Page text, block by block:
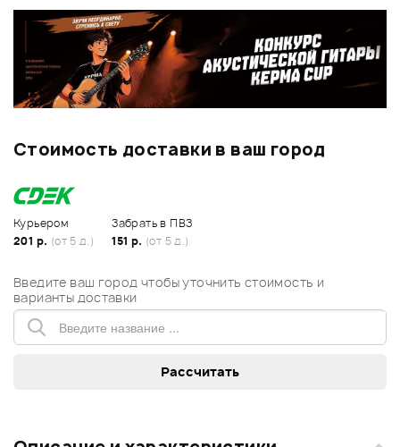
Стоимость доставки в ваш город
Курьером
201 р. (от 5 д.)
Забрать в ПВЗ
151 р. (от 5 д.)
Введите ваш город чтобы уточнить стоимость и
варианты доставки